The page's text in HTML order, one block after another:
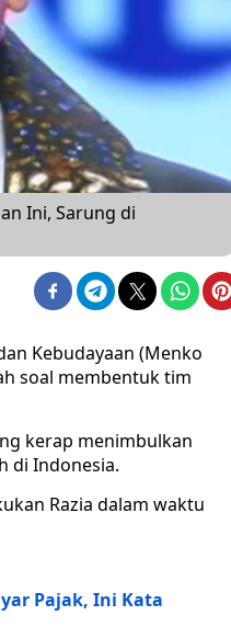
Ini, Sarung di
Kebudayaan (Menko
soal membentuk tim
kerap menimbulkan
di Indonesia.
Razia dalam waktu
Pajak, Ini Kata